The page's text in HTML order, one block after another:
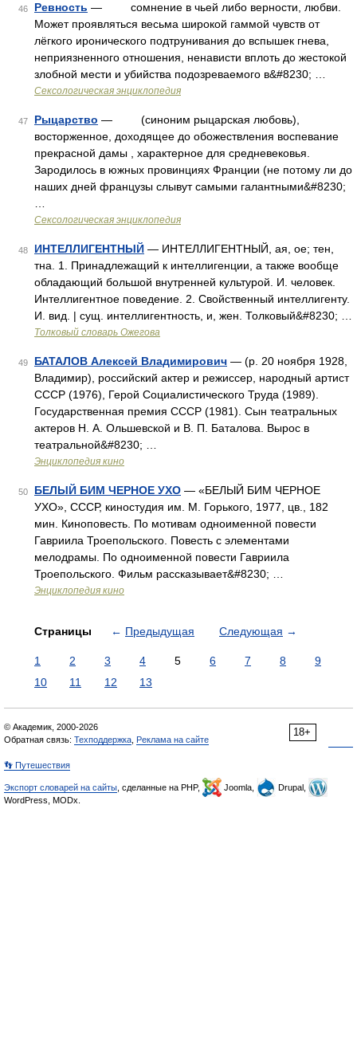
46 Ревность — сомнение в чьей либо верности, любви.
Может проявляться весьма широкой гаммой чувств от
лёгкого иронического подтрунивания до вспышек гнева,
неприязненного отношения, ненависти вплоть до жестокой
злобной мести и убийства подозреваемого в&#8230; …
Сексологическая энциклопедия
47 Рыцарство — (синоним рыцарская любовь),
восторженное, доходящее до обожествления воспевание
прекрасной дамы , характерное для средневековья.
Зародилось в южных провинциях Франции (не потому ли до
наших дней французы слывут самыми галантными&#8230;
Сексологическая энциклопедия
48 ИНТЕЛЛИГЕНТНЫЙ — ИНТЕЛЛИГЕНТНЫЙ, ая, ое; тен,
тна. 1. Принадлежащий к интеллигенции, а также вообще
обладающий большой внутренней культурой. И. человек.
Интеллигентное поведение. 2. Свойственный интеллигенту.
И. вид. | сущ. интеллигентность, и, жен. Толковый&#8230; …
Толковый словарь Ожегова
49 БАТАЛОВ Алексей Владимирович — (р. 20 ноября 1928,
Владимир), российский актер и режиссер, народный артист
СССР (1976), Герой Социалистического Труда (1989).
Государственная премия СССР (1981). Сын театральных
актеров Н. А. Ольшевской и В. П. Баталова. Вырос в
театральной&#8230; …
Энциклопедия кино
50 БЕЛЫЙ БИМ ЧЕРНОЕ УХО — «БЕЛЫЙ БИМ ЧЕРНОЕ
УХО», СССР, киностудия им. М. Горького, 1977, цв., 182
мин. Киноповесть. По мотивам одноименной повести
Гавриила Троепольского. Повесть с элементами
мелодрамы. По одноименной повести Гавриила
Троепольского. Фильм рассказывает&#8230; …
Энциклопедия кино
Страницы ← Предыдущая Следующая →
1 2 3 4 5 6 7 8
9
10
11 12 13
18+
© Академик, 2000-2026
Обратная связь: Техподдержка Реклама на сайте
👣 Путешествия
Экспорт словарей на сайты , сделанные на PHP, Joomla,
Drupal,
WordPress, MODx.